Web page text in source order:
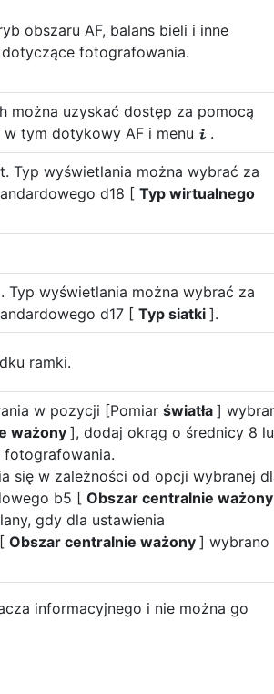
obszaru AF, balans bieli i inne
fotografowania.
można uzyskać dostęp za pomocą
tym dotykowy AF i menu i .
Typ wyświetlania można wybrać za
d18 [ Typ wirtualnego
Typ wyświetlania można wybrać za
d17 [ Typ siatki ].
ramki.
w pozycji [Pomiar światła ]
ważony ], dodaj okrąg o średnicy 8
fotografowania.
się w zależności od opcji wybranej
b5 [ Obszar centralnie ważony
gdy dla ustawienia
Obszar centralnie ważony ] wybrano
informacyjnego i nie można go